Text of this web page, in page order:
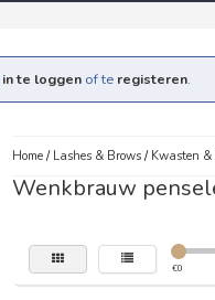
in te loggen of te registeren.
Home/ Lashes & Brows/ Kwasten &
Wenkbrauw
€0